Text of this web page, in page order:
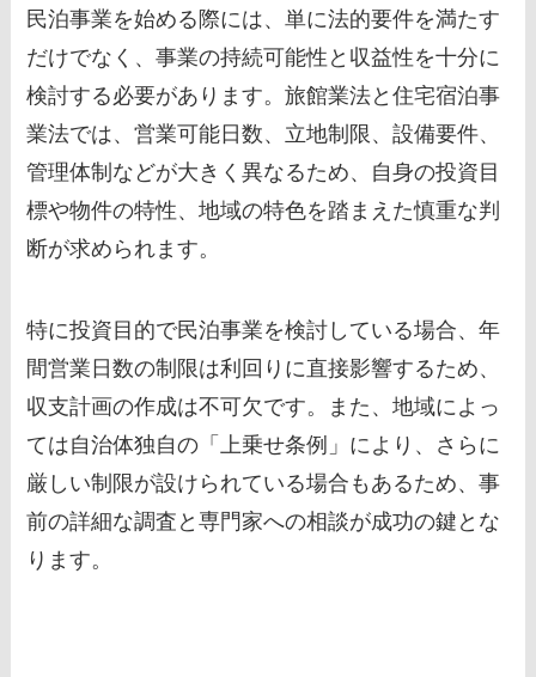
民泊事業を始める際には、単に法的要件を満たす
だけでなく、事業の持続可能性と収益性を十分に
検討する必要があります。旅館業法と住宅宿泊事
業法では、営業可能日数、立地制限、設備要件、
管理体制などが大きく異なるため、自身の投資目
標や物件の特性、地域の特色を踏まえた慎重な判
断が求められます。
特に投資目的で民泊事業を検討している場合、年
間営業日数の制限は利回りに直接影響するため、
収支計画の作成は不可欠です。また、地域によっ
ては自治体独自の「上乗せ条例」により、さらに
厳しい制限が設けられている場合もあるため、事
前の詳細な調査と専門家への相談が成功の鍵とな
ります。